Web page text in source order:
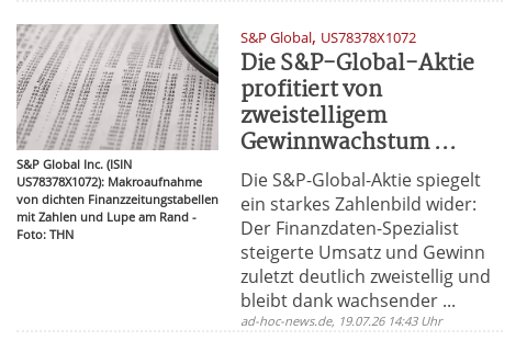
S&P Global Inc. (ISIN
US78378X1072): Makroaufnahme
von dichten Finanzzeitungstabellen
mit Zahlen und Lupe am Rand -
Foto: THN
S&P Global, US78378X1072
Die S&P-Global-Aktie
profitiert von
zweistelligem
Gewinnwachstum ...
Die S&P-Global-Aktie spiegelt
ein starkes Zahlenbild wider:
Der Finanzdaten-Spezialist
steigerte Umsatz und Gewinn
zuletzt deutlich zweistellig und
bleibt dank wachsender ...
ad-hoc-news.de, 19.07.26 14:43 Uhr